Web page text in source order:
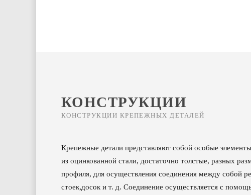
КОНСТРУКЦИИ
КОНСТРУКЦИИ КРЕПЕЖНЫХ ДЕТАЛЕЙ
Крепежные детали представляют собой особые
из оцинкованной стали, достаточно толстые, разных
профиля, для осуществления соединения между собой
стоек,досок и т. д. Соединение осуществляется с